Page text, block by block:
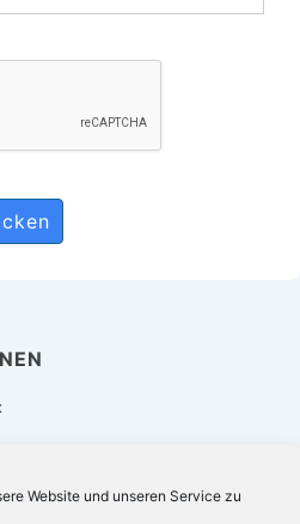
Website und unseren Service zu